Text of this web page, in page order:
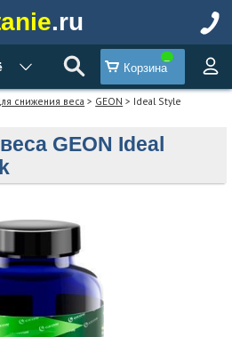
.ru
Корзина
снижения веса > GEON > Ideal Style
GEON Ideal